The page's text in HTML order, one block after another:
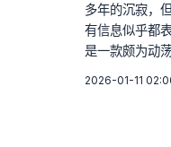
多年的沉寂，
有信息似乎都
是一款颇为动
2026-01-11